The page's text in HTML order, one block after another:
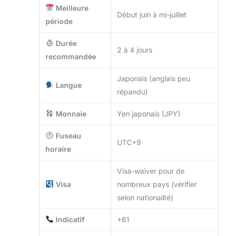
Meilleure
période
Début juin à mi-juillet
Durée
recommandée
2 à 4 jours
Langue
Japonais (anglais peu
répandu)
Monnaie Yen japonais (JPY)
Fuseau
horaire
UTC+9
Visa
Visa-waiver pour de
nombreux pays (vérifier
selon nationalité)
Indicatif +81